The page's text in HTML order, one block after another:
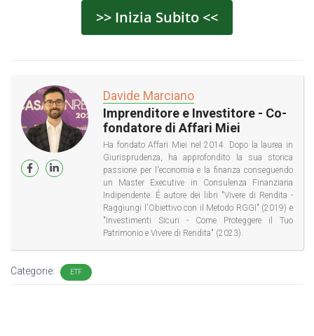
>> Inizia Subito <<
Davide Marciano
Imprenditore e Investitore - Co-
fondatore di Affari Miei
Ha fondato Affari Miei nel 2014. Dopo la laurea in
Giurisprudenza, ha approfondito la sua storica
passione per l'economia e la finanza conseguendo
un Master Executive in Consulenza Finanziaria
Indipendente. É autore dei libri "Vivere di Rendita -
Raggiungi l'Obiettivo con il Metodo RGGI" (2019) e
"Investimenti Sicuri - Come Proteggere il Tuo
Patrimonio e Vivere di Rendita" (2023).
Categorie: ETF